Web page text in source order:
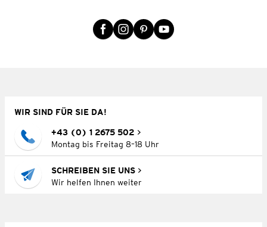
WIR SIND FÜR SIE DA!
+43 (0) 1 2675 502
Montag bis Freitag 8–18 Uhr
SCHREIBEN SIE UNS
Wir helfen Ihnen weiter